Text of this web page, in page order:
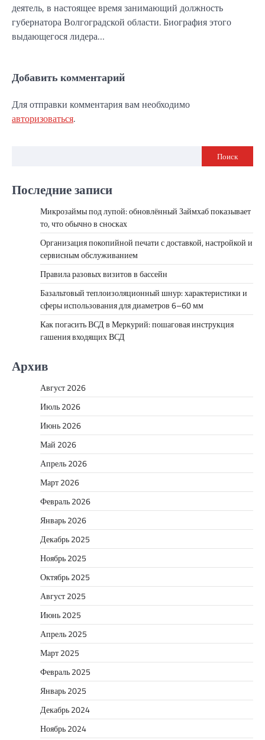
деятель, в настоящее время занимающий должность
губернатора Волгоградской области. Биография этого
выдающегося лидера…
Добавить комментарий
Для отправки комментария вам необходимо
авторизоваться.
Поиск
Последние записи
Микрозаймы под лупой: обновлённый Займхаб показывает
то, что обычно в сносках
Организация покопийной печати с доставкой, настройкой и
сервисным обслуживанием
Правила разовых визитов в бассейн
Базальтовый теплоизоляционный шнур: характеристики и
сферы использования для диаметров 6–60 мм
Как погасить ВСД в Меркурий: пошаговая инструкция
гашения входящих ВСД
Архив
Август 2026
Июль 2026
Июнь 2026
Май 2026
Апрель 2026
Март 2026
Февраль 2026
Январь 2026
Декабрь 2025
Ноябрь 2025
Октябрь 2025
Август 2025
Июнь 2025
Апрель 2025
Март 2025
Февраль 2025
Январь 2025
Декабрь 2024
Ноябрь 2024